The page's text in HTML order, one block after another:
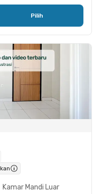
Pilih
Kamar Mandi Luar